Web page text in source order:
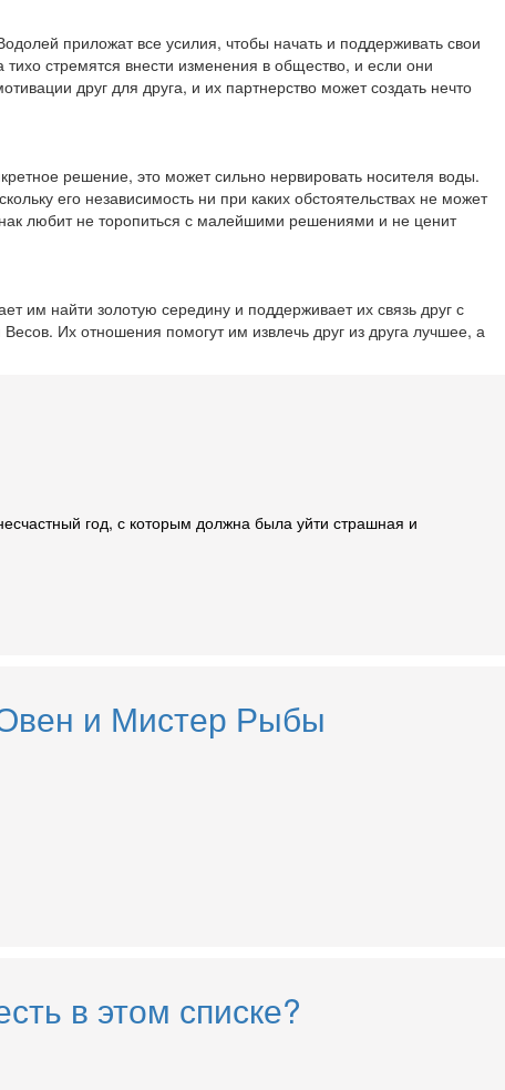
приложат все усилия, чтобы начать и поддерживать свои
стремятся внести изменения в общество, и если они
друг для друга, и их партнерство может создать нечто
решение, это может сильно нервировать носителя воды.
его независимость ни при каких обстоятельствах не может
любит не торопиться с малейшими решениями и не ценит
им найти золотую середину и поддерживает их связь друг с
Их отношения помогут им извлечь друг из друга лучшее, а
год, с которым должна была уйти страшная и
и Мистер Рыбы
в этом списке?